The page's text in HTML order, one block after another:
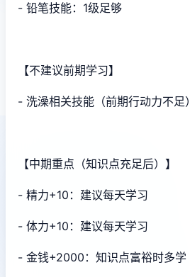
- 铅笔技能：1级足够
【不建议前期学习】
- 洗澡相关技能（前期行动力不足）
【中期重点（知识点充足后）】
- 精力+10：建议每天学习
- 体力+10：建议每天学习
- 金钱+2000：知识点富裕时多学